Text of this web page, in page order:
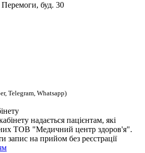
буд. 30
Telegram, Whatsapp)
надається пацієнтам, які
ТОВ "Медичний центр здоров'я".
запис на прийом без реєстрації